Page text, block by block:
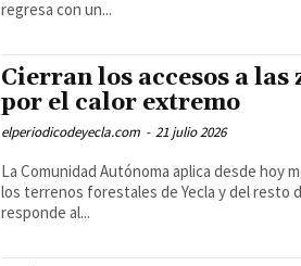
regresa con un...
Cierran los accesos a las
por el calor extremo
elperiodicodeyecla.com - 21 julio 2026
La Comunidad Autónoma aplica desde hoy
los terrenos forestales de Yecla y del resto
responde al...